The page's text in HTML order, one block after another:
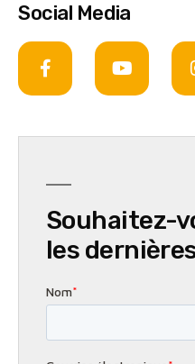
Social Media
Souhaitez-
les